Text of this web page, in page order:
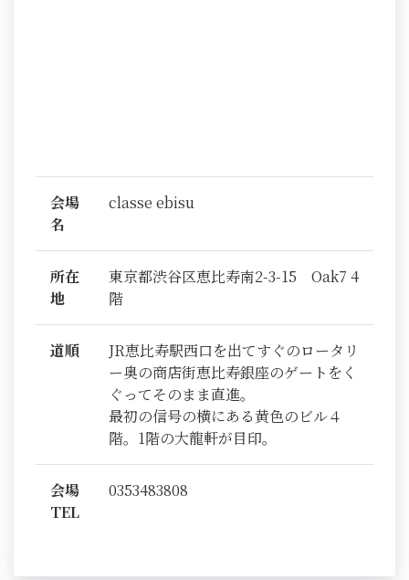
会場
名
classe ebisu
所在
地
東京都渋谷区恵比寿南2-3-15 Oak7 4
階
道順
JR恵比寿駅西口を出てすぐのロータリ
ー奥の商店街恵比寿銀座のゲートをく
ぐってそのまま直進。
最初の信号の横にある黄色のビル４
階。1階の大龍軒が目印。
会場
TEL
0353483808